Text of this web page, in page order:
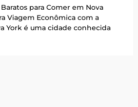
para Comer em Nova
Viagem Econômica com a
York é uma cidade conhecida